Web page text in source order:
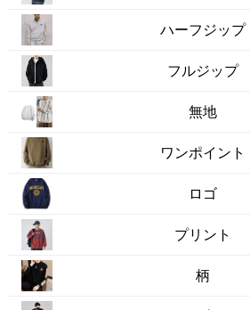
ハーフジップ
フルジップ
無地
ワンポイント
ロゴ
プリント
柄